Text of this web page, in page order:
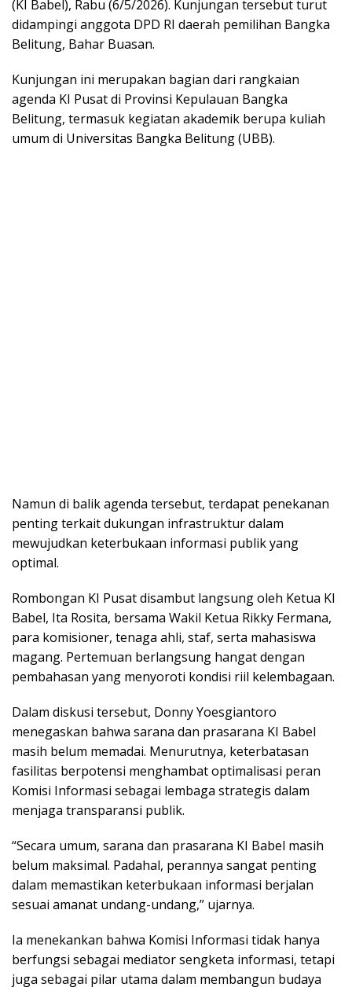
(KI Babel), Rabu (6/5/2026). Kunjungan tersebut turut
didampingi anggota DPD RI daerah pemilihan Bangka
Belitung, Bahar Buasan.
Kunjungan ini merupakan bagian dari rangkaian
agenda KI Pusat di Provinsi Kepulauan Bangka
Belitung, termasuk kegiatan akademik berupa kuliah
umum di Universitas Bangka Belitung (UBB).
Namun di balik agenda tersebut, terdapat penekanan
penting terkait dukungan infrastruktur dalam
mewujudkan keterbukaan informasi publik yang
optimal.
Rombongan KI Pusat disambut langsung oleh Ketua KI
Babel, Ita Rosita, bersama Wakil Ketua Rikky Fermana,
para komisioner, tenaga ahli, staf, serta mahasiswa
magang. Pertemuan berlangsung hangat dengan
pembahasan yang menyoroti kondisi riil kelembagaan.
Dalam diskusi tersebut, Donny Yoesgiantoro
menegaskan bahwa sarana dan prasarana KI Babel
masih belum memadai. Menurutnya, keterbatasan
fasilitas berpotensi menghambat optimalisasi peran
Komisi Informasi sebagai lembaga strategis dalam
menjaga transparansi publik.
“Secara umum, sarana dan prasarana KI Babel masih
belum maksimal. Padahal, perannya sangat penting
dalam memastikan keterbukaan informasi berjalan
sesuai amanat undang-undang,” ujarnya.
Ia menekankan bahwa Komisi Informasi tidak hanya
berfungsi sebagai mediator sengketa informasi, tetapi
juga sebagai pilar utama dalam membangun budaya